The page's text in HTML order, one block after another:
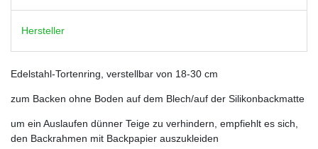
Hersteller
Edelstahl-Tortenring, verstellbar von 18-30 cm
zum Backen ohne Boden auf dem Blech/auf der Silikonbackmatte
um ein Auslaufen dünner Teige zu verhindern, empfiehlt es sich,
den Backrahmen mit Backpapier auszukleiden